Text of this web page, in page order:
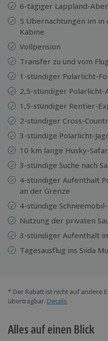
6-tägiger Lappland-
5 Übernachtungen im in
Kabine
Vollpension
Transfer zu und vom
1-stündiger Polarlicht-
2,5-stündiger Polarlicht-
1,5-stündiger Rentier-
2-stündiger Cross-
3-stündige Polarlicht-
10 km lange Husky-
3-stündige Suche nach
4-stündiger Aufenthalt
an der Grenze
4-stündige
Nutzung der privaten
3-stündiger Aufenthalt
Tagesausflug ins Siida
* Der Rabatt ist nicht auf andere
übertragbar. Details
Alles auf einen Blick